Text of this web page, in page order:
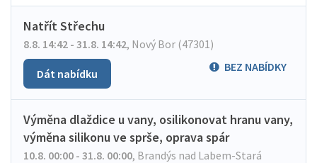
Natřít Střechu
8.8. 14:42 - 31.8. 14:42, Nový Bor (47301)
BEZ NABÍDKY
Dát nabídku
Výměna dlaždice u vany, osilikonovat hranu vany,
výměna silikonu ve sprše, oprava spár
10.8. 00:00 - 31.8. 00:00, Brandýs nad Labem-Stará